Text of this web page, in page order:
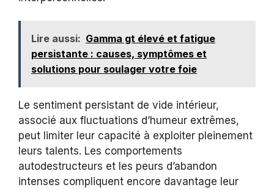
Lire aussi: Gamma gt élevé et fatigue
persistante : causes, symptômes et
solutions pour soulager votre foie
Le sentiment persistant de vide intérieur,
associé aux fluctuations d’humeur extrêmes,
peut limiter leur capacité à exploiter pleinement
leurs talents. Les comportements
autodestructeurs et les peurs d’abandon
intenses compliquent encore davantage leur